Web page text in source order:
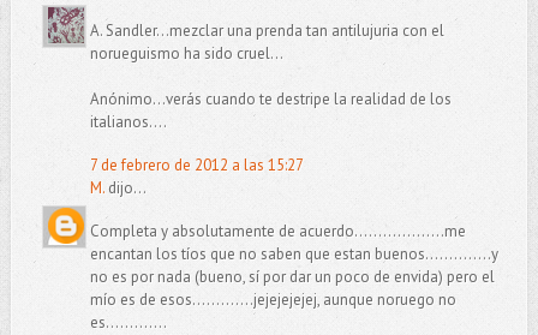
A. Sandler...mezclar una prenda tan antilujuria con el
norueguismo ha sido cruel...
Anónimo...verás cuando te destripe la realidad de los
italianos....
7 de febrero de 2012 a las 15:27
M.dijo...
Completa y absolutamente de acuerdo...................me
encantan los tíos que no saben que estan buenos..............y
no es por nada (bueno, sí por dar un poco de envida) pero el
mío es de esos.............jejejejejej, aunque noruego no
es.............